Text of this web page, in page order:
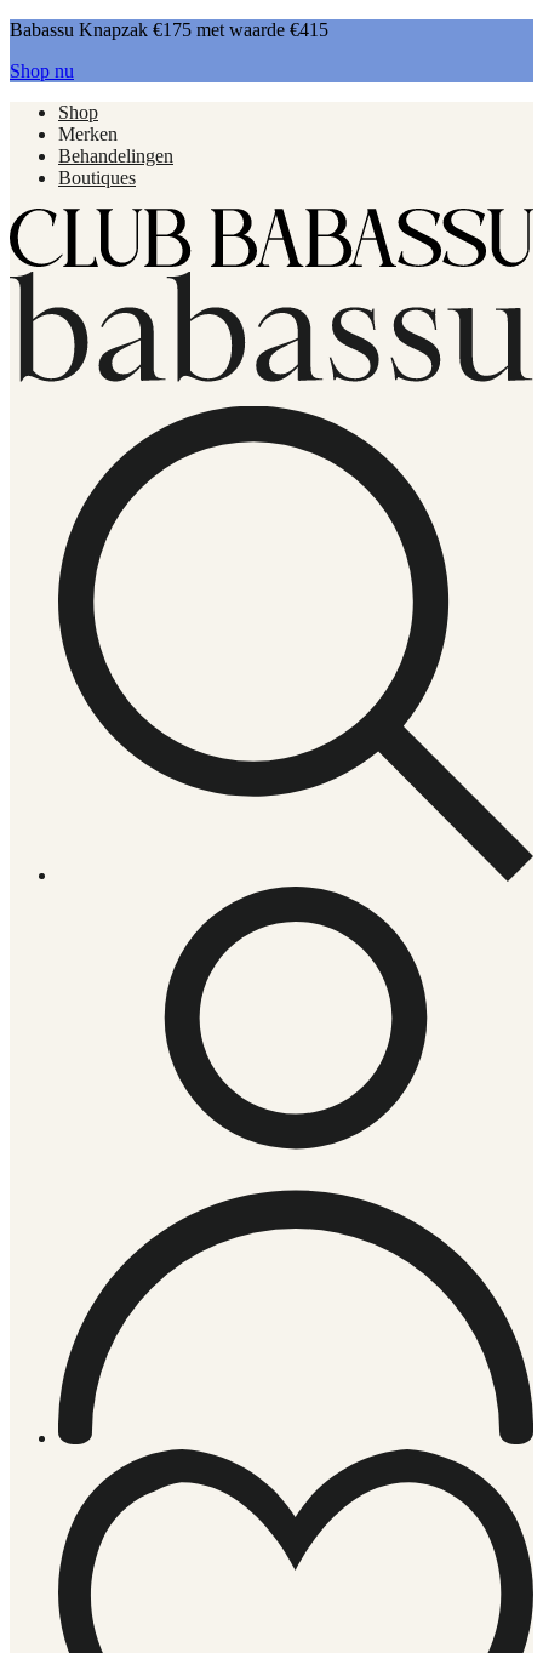
Babassu Knapzak €175 met waarde €415
Shop nu
Shop
Merken
Behandelingen
Boutiques